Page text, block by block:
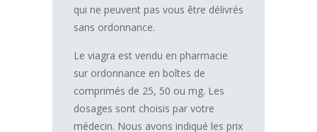
qui ne peuvent pas vous être délivrés
sans ordonnance.
Le viagra est vendu en pharmacie
sur ordonnance en boîtes de
comprimés de 25, 50 ou mg. Les
dosages sont choisis par votre
médecin. Nous avons indiqué les prix